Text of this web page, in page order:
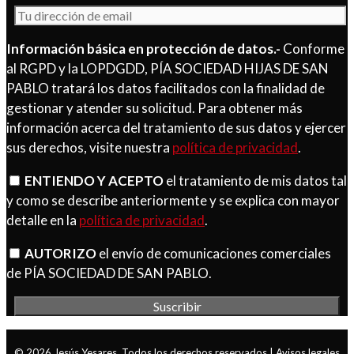
Información básica en protección de datos.- Conforme
al RGPD y la LOPDGDD, PÍA SOCIEDAD HIJAS DE SAN
PABLO tratará los datos facilitados con la finalidad de
gestionar y atender su solicitud. Para obtener más
información acerca del tratamiento de sus datos y ejercer
sus derechos, visite nuestra política de privacidad.
ENTIENDO Y ACEPTOel tratamiento de mis datos tal
y como se describe anteriormente y se explica con mayor
detalle en la política de privacidad.
AUTORIZOel envío de comunicaciones comerciales
de PÍA SOCIEDAD DE SAN PABLO.